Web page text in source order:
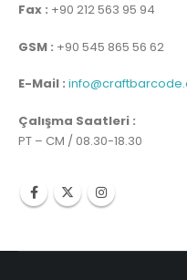
Fax : +90 212 563 95 94
GSM : +90 545 865 56 62
E-Mail :
Çalışma Saatleri :
PT – CM / 08.30-18.30